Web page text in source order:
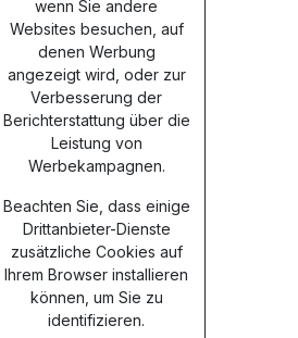
wenn Sie andere
Websites besuchen, auf
denen Werbung
angezeigt wird, oder zur
Verbesserung der
Berichterstattung über die
Leistung von
Werbekampagnen.
Beachten Sie, dass einige
Drittanbieter-Dienste
zusätzliche Cookies auf
Ihrem Browser installieren
können, um Sie zu
identifizieren.